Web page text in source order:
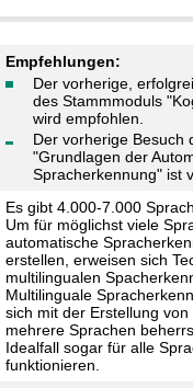
Empfehlungen:
Der vorherige,
des Stammmoduls
wird empfohlen.
Der vorherige Besuch
"Grundlagen der
Spracherkennung" ist
Es gibt 4.000-7.000
Um für möglichst viele
automatische
erstellen, erweisen sich
multilingualen
Multilinguale
sich mit der Erstellung
mehrere Sprachen
Idealfall sogar für alle
funktionieren.